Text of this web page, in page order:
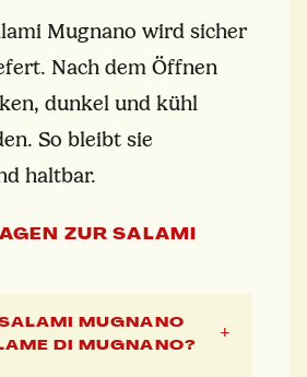
Mugnano wird sicher
Nach dem Öffnen
dunkel und kühl
So bleibt sie
haltbar.
ZUR SALAMI
MUGNANO
DI MUGNANO?
+